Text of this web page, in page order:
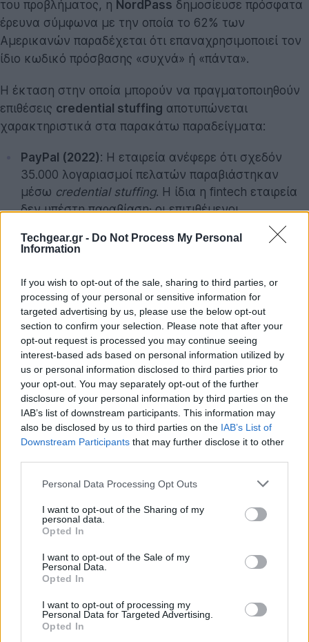
Techgear.gr - Do Not Process My Personal
Information
If you wish to opt-out of the sale, sharing to third parties, or
processing of your personal or sensitive information for
targeted advertising by us, please use the below opt-out
section to confirm your selection. Please note that after your
opt-out request is processed you may continue seeing
interest-based ads based on personal information utilized by
us or personal information disclosed to third parties prior to
your opt-out. You may separately opt-out of the further
disclosure of your personal information by third parties on the
IAB’s list of downstream participants. This information may
also be disclosed by us to third parties on the IAB’s List of
Downstream Participants that may further disclose it to other
Please note that this website/app uses one or more Google
not limited to your visit or usage behaviour. You may click to
grant or deny consent to Google and its third-party tags to
use your data for below specified purposes in below Google
consent section.
Personal Data Processing Opt Outs
I want to opt-out of the Sharing of my
personal data.
Opted In
I want to opt-out of the Sale of my
Personal Data.
Opted In
I want to opt-out of processing my
Personal Data for Targeted Advertising.
Opted In
του προβλήματος, η NordPass δημοσίευσε πρόσφατα
έρευνα σύμφωνα με την οποία το 62% των
Αμερικανών παραδέχεται ότι επαναχρησιμοποιεί τον
ίδιο κωδικό πρόσβασης «συχνά» ή «πάντα».
Η έκταση στην οποία μπορούν να πραγματοποιηθούν
επιθέσεις credential stuffing αποτυπώνεται
χαρακτηριστικά στα παρακάτω παραδείγματα:
PayPal (2022): Η εταιρεία ανέφερε ότι σχεδόν
35.000 λογαριασμοί πελατών παραβιάστηκαν
μέσω credential stuffing. Η ίδια η fintech εταιρεία
δεν υπέστη παραβίαση· οι επιτιθέμενοι
παλαιότερες διαρροές δεδομένων, αποκτώντας
χρησιμοποιήσει τους ίδιους κωδικούς πρόσβασης
σε πολλαπλές υπηρεσίες.
Snowflake (2024) : Το κύμα επιθέσεων κατά
πελατών της Snowflake ανέδειξε μια διαφορετική
διάσταση του προβλήματος. Η ίδια η πλατφόρμα
αποθήκευσης και επεξεργασίας δεδομένων δεν
παραβιάστηκε, ωστόσο το περιστατικό επηρέασε
περίπου 165 εταιρείες-πελάτες. Οι επιτιθέμενοι
χρησιμοποίησαν διαπιστευτήρια που είχαν κλαπεί
προηγουμένως μέσω κακόβουλου λογισμικού
με ορισμένα θύματα να λαμβάνουν αργότερα και
απαιτήσεις καταβολής λύτρων.
Πώς να προστατευτείτε
να ακολουθήσετε για να παραμείνετε ασφαλείς. Το
πρώτο βήμα είναι ιδιαίτερα απλό:
Μη χρησιμοποιείτε ΠΟΤΕτον ίδιο κωδικό
πρόσβασης σε πολλές ιστοσελίδες ή υπηρεσίες.